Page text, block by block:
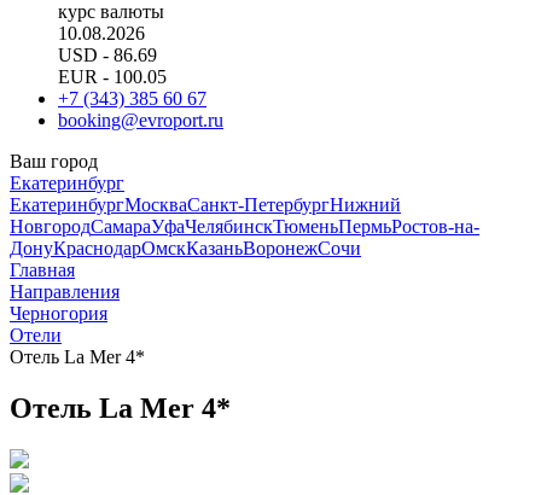
курс валюты
10.08.2026
USD - 86.69
EUR - 100.05
+7 (343) 385 60 67
booking@evroport.ru
Ваш город
Екатеринбург
ЕкатеринбургМоскваСанкт-ПетербургНижний
НовгородСамараУфаЧелябинскТюменьПермьРостов-на-
ДонуКраснодарОмскКазаньВоронежСочи
Главная
Направления
Черногория
Отели
Отель La Mer 4*
Отель La Mer 4*